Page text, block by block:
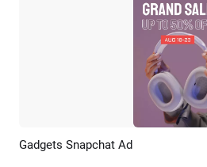
Previsualizar
Gadgets Snapchat Ad